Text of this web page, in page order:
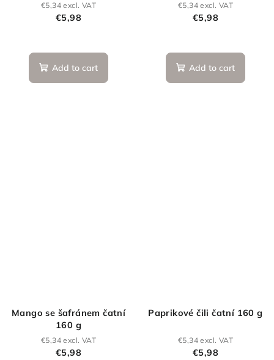
€5,34 excl. VAT
€5,98
average
product
Add to cart
€5,34 excl. VAT
€5,98
Add to cart
Mango se šafránem čatní
160 g
€5,34 excl. VAT
€5,98
Paprikové čili čatní 160 g
€5,34 excl. VAT
€5,98